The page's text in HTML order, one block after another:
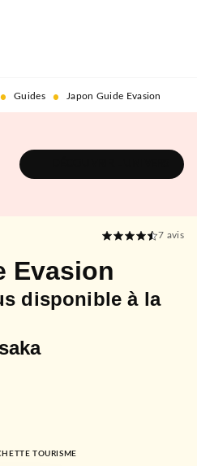
• Guides • Japon Guide Evasion
7 avis
Evasion
disponible à la
TOURISME